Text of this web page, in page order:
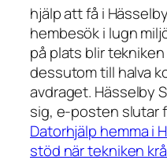
hjälp att få i
hembesök i lugn
på plats blir
dessutom till halva
avdraget. Hässelby
sig, e-posten slutar
Datorhjälp hemma i
stöd när tekniken